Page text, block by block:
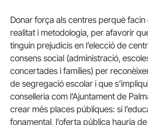
Donar força als centres perquè facin
realitat i metodologia, per afavorir
tinguin prejudicis en l’elecció de
consens social (administració,
concertades i famílies) per
de segregació escolar i que
conselleria com l’Ajuntament de
crear més places públiques: si
fonamental, l’oferta pública hauria